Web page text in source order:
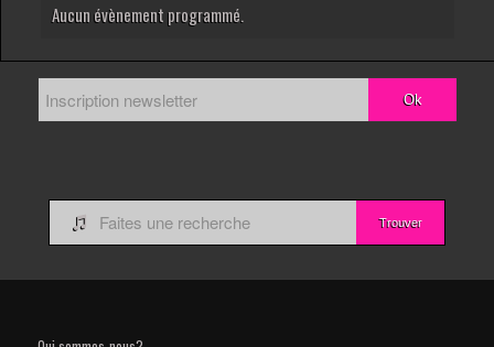
Aucun évènement programmé.
